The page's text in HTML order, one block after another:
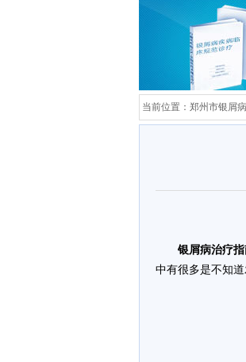
当前位置： 郑州市银屑
银屑病治疗
中有很多是不知